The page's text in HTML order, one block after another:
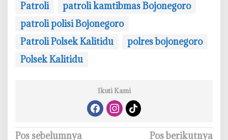
Patroli
patroli kamtibmas Bojonegoro
patroli polisi Bojonegoro
‎Patroli Polsek Kalitidu
polres bojonegoro
Polsek Kalitidu
Ikuti Kami
Pos sebelumnya Pos berikutnya